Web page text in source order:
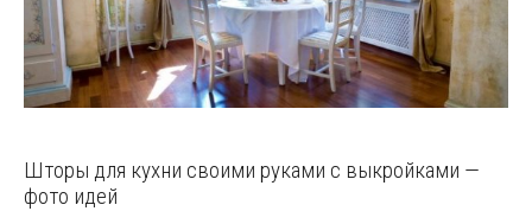
Шторы для кухни своими руками с выкройками —
фото идей